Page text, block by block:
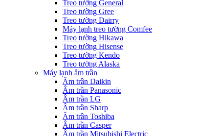
Treo tường General
Treo tường Gree
Treo tường Dairry
Máy lạnh treo tường Comfee
Treo tường Hikawa
Treo tường Hisense
Treo tường Kendo
Treo tường Alaska
Máy lạnh âm trần
Âm trần Daikin
Âm trần Panasonic
Âm trần LG
Âm trần Sharp
Âm trần Toshiba
Âm trần Casper
Âm trần Mitsubishi Electric